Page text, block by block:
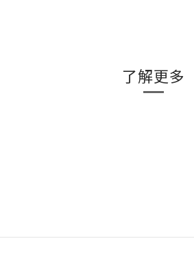
了解更多